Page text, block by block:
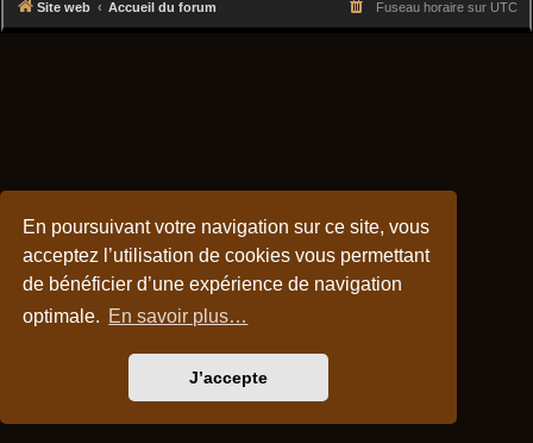
En poursuivant votre navigation sur ce site, vous
acceptez l’utilisation de cookies vous permettant
de bénéficier d’une expérience de navigation
optimale. En savoir plus…
J’accepte
Site web Accueil du forum Fuseau horaire sur UTC